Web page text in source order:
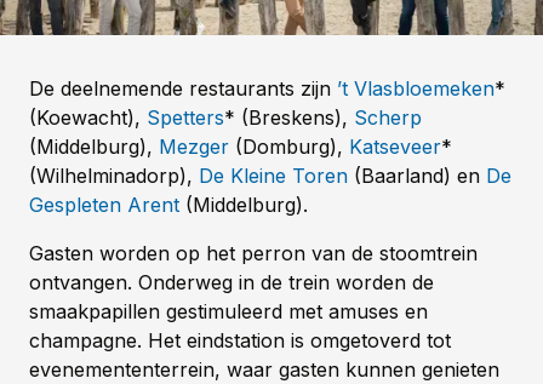
De deelnemende restaurants zijn ’t Vlasbloemeken*
(Koewacht), Spetters* (Breskens), Scherp
(Middelburg), Mezger (Domburg), Katseveer*
(Wilhelminadorp), De Kleine Toren (Baarland) en De
Gespleten Arent (Middelburg).
Gasten worden op het perron van de stoomtrein
ontvangen. Onderweg in de trein worden de
smaakpapillen gestimuleerd met amuses en
champagne. Het eindstation is omgetoverd tot
evenemententerrein, waar gasten kunnen genieten